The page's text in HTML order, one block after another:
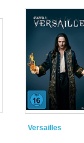
Versailles